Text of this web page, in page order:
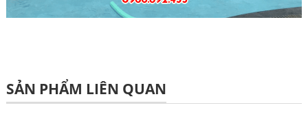
SẢN PHẨM LIÊN QUAN